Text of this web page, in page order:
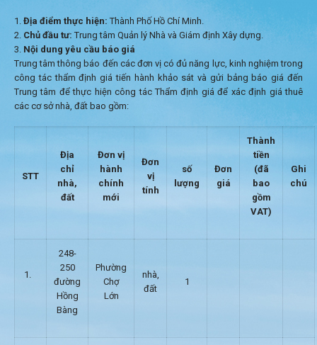
Địa điểm thực hiện:Thành Phố Hồ Chí Minh.
Chủ đầu tư: Trung tâm Quản lý Nhà và Giám định Xây dựng.
Nội dung yêu cầu báo giá
Trung tâm thông báo đến các đơn vị có đủ năng lực, kinh nghiệm trong
công tác thẩm định giá tiến hành khảo sát và gửi bảng báo giá đến
Trung tâm để thực hiện công tác Thẩm định giá để xác định giá thuê
các cơ sở nhà, đất bao gồm:
STT
Địa
chỉ
nhà,
đất
Đơn vị
hành
chính
mới
Đơn
vị
tính
số
lượng
Đơn
giá
Thành
tiền
(đã
bao
gồm
VAT)
Ghi
chú
1.
248-
250
đường
Hồng
Bàng
Phường
Chợ
Lớn
nhà,
đất
1